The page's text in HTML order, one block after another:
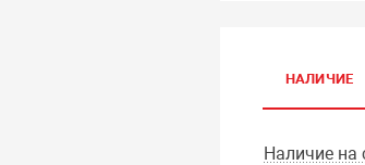
НАЛИЧИЕ
Наличие